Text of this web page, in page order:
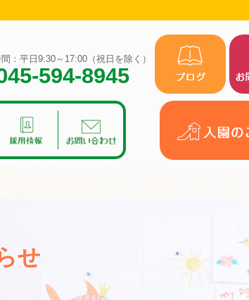
：平日9:30～17:00（祝日を除く）
594-8945
せ